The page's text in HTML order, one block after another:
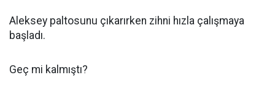
Aleksey paltosunu çıkarırken zihni hızla çalışmaya
başladı.
Geç mi kalmıştı?